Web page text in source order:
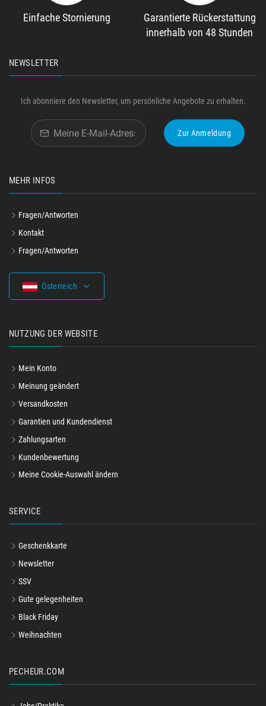
Einfache Stornierung
Garantierte Rückerstattung
innerhalb von 48 Stunden
NEWSLETTER
Ich abonniere den Newsletter, um persönliche Angebote zu erhalten.
Zur Anmeldung
MEHR INFOS
Fragen/Antworten
Kontakt
Fragen/Antworten
Österreich
NUTZUNG DER WEBSITE
Mein Konto
Meinung geändert
Versandkosten
Garantien und Kundendienst
Zahlungsarten
Kundenbewertung
Meine Cookie-Auswahl ändern
SERVICE
Geschenkkarte
Newsletter
SSV
Gute gelegenheiten
Black Friday
Weihnachten
PECHEUR.COM